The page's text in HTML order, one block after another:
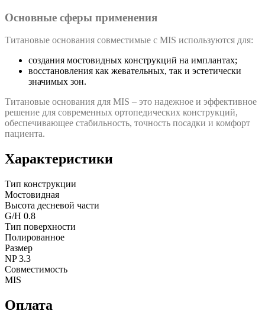
Основные сферы применения
Титановые основания совместимые с MIS используются для:
создания мостовидных конструкций на имплантах;
восстановления как жевательных, так и эстетически
значимых зон.
Титановые основания для MIS – это надежное и эффективное
решение для современных ортопедических конструкций,
обеспечивающее стабильность, точность посадки и комфорт
пациента.
Характеристики
Тип конструкции
Мостовидная
Высота десневой части
G/H 0.8
Тип поверхности
Полированное
Размер
NP 3.3
Совместимость
MIS
Оплата